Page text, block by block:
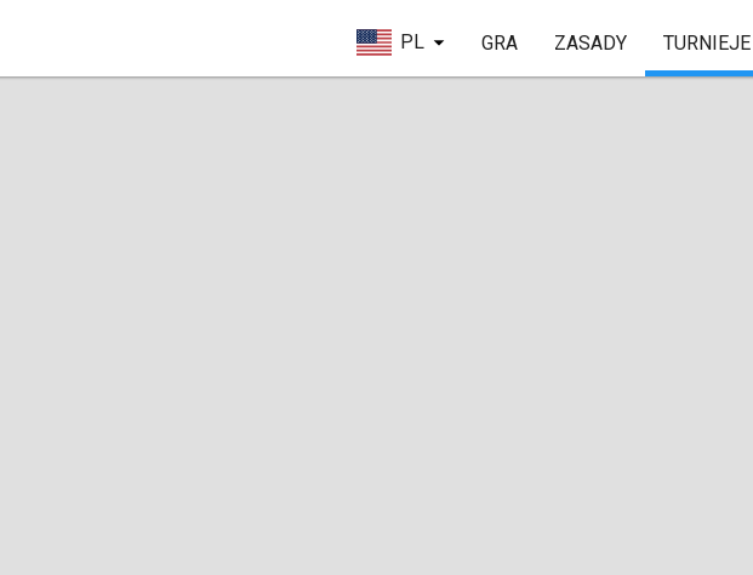
PL GRA ZASADY TURNIEJE